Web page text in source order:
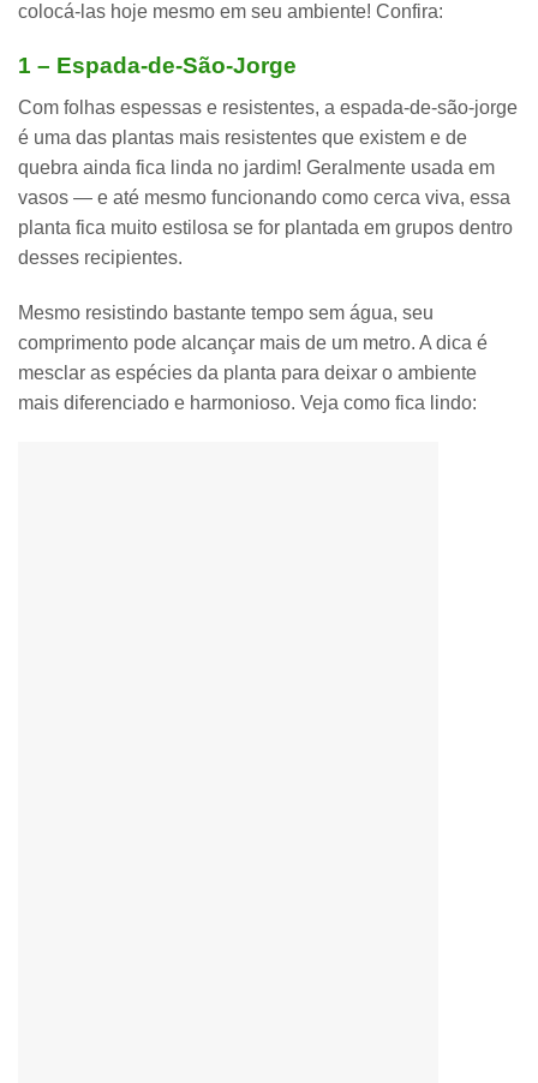
colocá-las hoje mesmo em seu ambiente! Confira:
1 – Espada-de-São-Jorge
Com folhas espessas e resistentes, a espada-de-são-jorge
é uma das plantas mais resistentes que existem e de
quebra ainda fica linda no jardim! Geralmente usada em
vasos — e até mesmo funcionando como cerca viva, essa
planta fica muito estilosa se for plantada em grupos dentro
desses recipientes.
Mesmo resistindo bastante tempo sem água, seu
comprimento pode alcançar mais de um metro. A dica é
mesclar as espécies da planta para deixar o ambiente
mais diferenciado e harmonioso. Veja como fica lindo: